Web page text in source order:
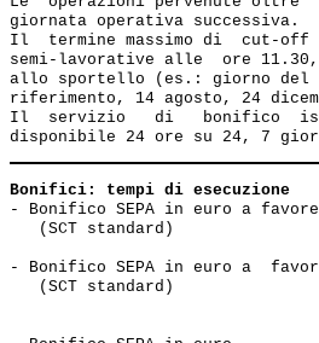
giornata operativa successiva.
Il  termine massimo di  cut-
semi-lavorative alle  ore
allo sportello (es.: giorno
riferimento, 14 agosto, 24
Il  servizio   di   bonifico
Bonifici: tempi di esecuzione
- Bonifico SEPA in euro a
(SCT standard)
- Bonifico SEPA in euro a
(SCT standard)